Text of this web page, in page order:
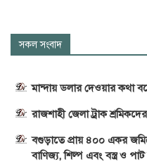
সকল সংবাদ
মান্দায় ডলার দেওয়ার কথা
রাজশাহী জেলা ট্রাক
বগুড়াতে প্রায় ৪০০ একর
বাণিজ্য, শিল্প এবং বস্ত্র ও পাট